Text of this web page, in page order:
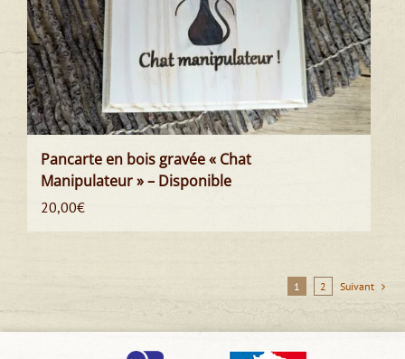
Pancarte en bois gravée « Chat
Manipulateur » – Disponible
20,00€
1 2 Suivant